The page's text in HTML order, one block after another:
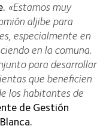
«Estamos muy
aljibe para
especialmente en
en la comuna.
para desarrollar
que beneficien
los habitantes de
de Gestión